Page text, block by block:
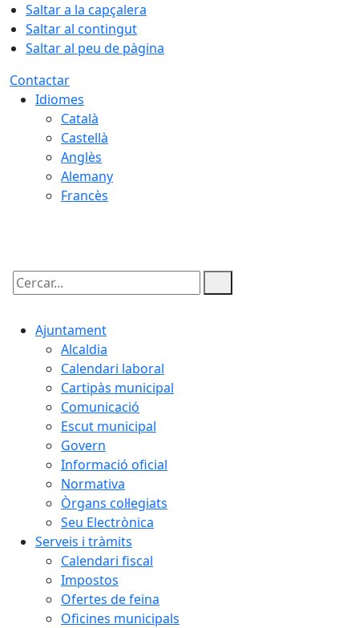
Saltar a la capçalera
Saltar al contingut
Saltar al peu de pàgina
Contactar
Idiomes
Català
Castellà
Anglès
Alemany
Francès
Cercar:
Ajuntament
Alcaldia
Calendari laboral
Cartipàs municipal
Comunicació
Escut municipal
Govern
Informació oficial
Normativa
Òrgans col·legiats
Seu Electrònica
Serveis i tràmits
Calendari fiscal
Impostos
Ofertes de feina
Oficines municipals